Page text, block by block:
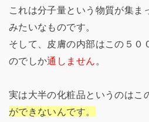
これは分子量という物質が集ま
みたいなものです。
そして、皮膚の内部はこの５０
のでしか通しません 。
実は大半の化粧品というのはこ
ができないんです。